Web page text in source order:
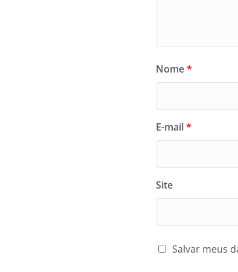
Nome*
E-mail*
Site
Salvar meus